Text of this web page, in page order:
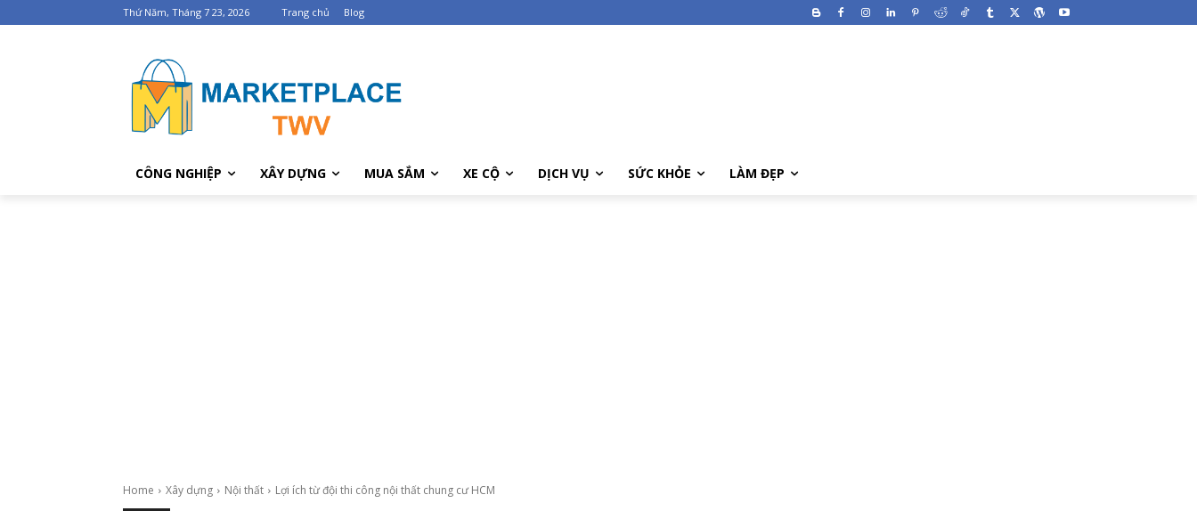
Thứ Năm, Tháng 7 23, 2026 Trang chủ Blog
CÔNG NGHIỆP XÂY DỰNG MUA SẮM XE CỘ DỊCH VỤ SỨC KHỎE LÀM ĐẸP
Home Xây dựng Nội thất Lợi ích từ đội thi công nội thất chung cư HCM